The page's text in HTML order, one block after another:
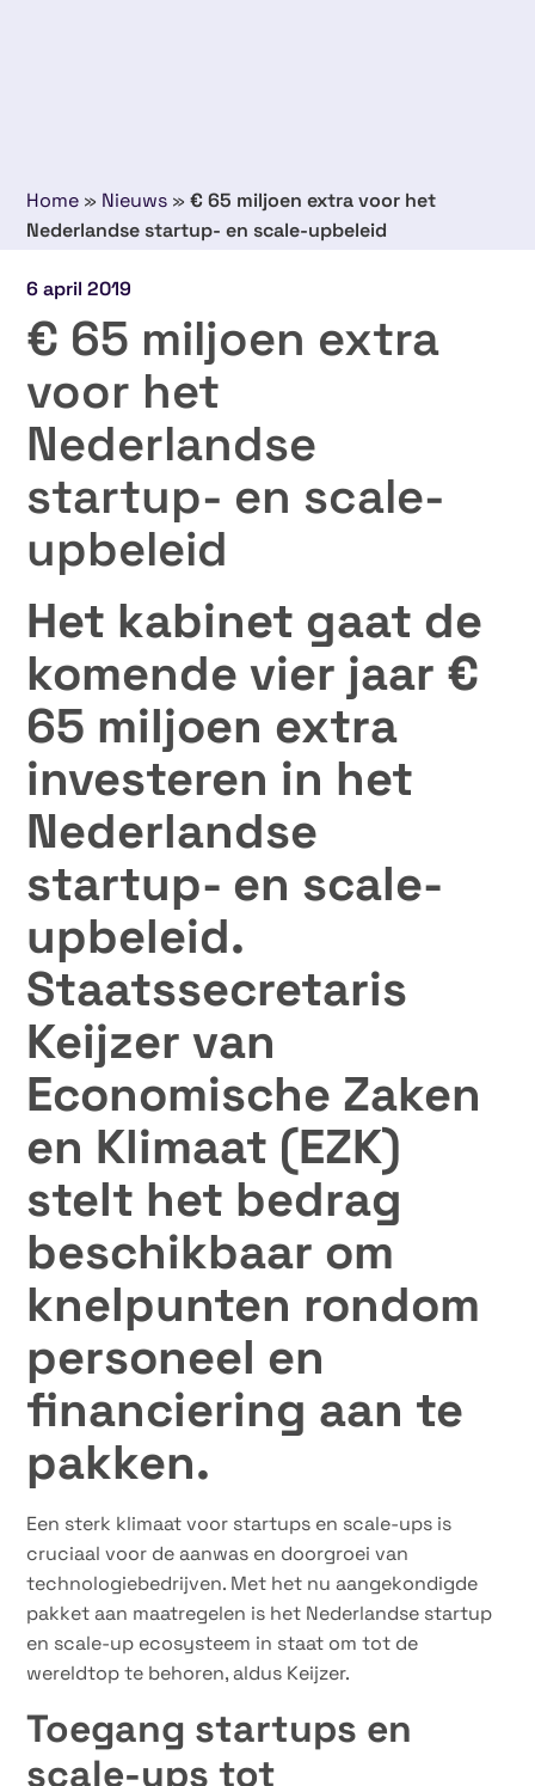
Home » Nieuws »€ 65 miljoen extra voor het
Nederlandse startup- en scale-upbeleid
6 april 2019
€ 65 miljoen extra
voor het
Nederlandse
startup- en scale-
upbeleid
Het kabinet gaat de
komende vier jaar €
65 miljoen extra
investeren in het
Nederlandse
startup- en scale-
upbeleid.
Staatssecretaris
Keijzer van
Economische Zaken
en Klimaat (EZK)
stelt het bedrag
beschikbaar om
knelpunten rondom
personeel en
financiering aan te
pakken.
Een sterk klimaat voor startups en scale-ups is
cruciaal voor de aanwas en doorgroei van
technologiebedrijven. Met het nu aangekondigde
pakket aan maatregelen is het Nederlandse startup
en scale-up ecosysteem in staat om tot de
wereldtop te behoren, aldus Keijzer.
Toegang startups en
scale-ups tot